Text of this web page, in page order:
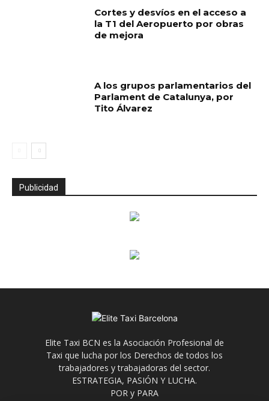
Cortes y desvíos en el acceso a
la T1 del Aeropuerto por obras
de mejora
A los grupos parlamentarios del
Parlament de Catalunya, por
Tito Álvarez
Publicidad
Elite Taxi BCN es la Asociación Profesional de
Taxi que lucha por los Derechos de todos los
trabajadores y trabajadoras del sector.
ESTRATEGIA, PASIÓN Y LUCHA.
POR y PARA